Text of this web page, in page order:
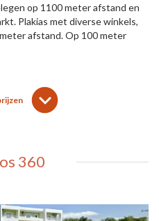
op 1100 meter afstand en
Plakias met diverse winkels,
afstand. Op 100 meter
lens
keyboard_arrow_down
360